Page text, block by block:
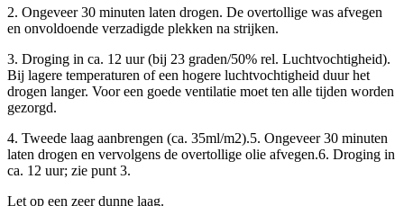
2. Ongeveer 30 minuten laten drogen. De overtollige was afvegen
en onvoldoende verzadigde plekken na strijken.
3. Droging in ca. 12 uur (bij 23 graden/50% rel. Luchtvochtigheid).
Bij lagere temperaturen of een hogere luchtvochtigheid duur het
drogen langer. Voor een goede ventilatie moet ten alle tijden worden
gezorgd.
4. Tweede laag aanbrengen (ca. 35ml/m2).5. Ongeveer 30 minuten
laten drogen en vervolgens de overtollige olie afvegen.6. Droging in
ca. 12 uur; zie punt 3.
Let op een zeer dunne laag.